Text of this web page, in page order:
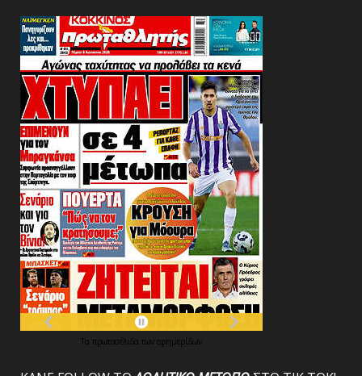
Τα πρωτοσέλιδα των εφημερίδων